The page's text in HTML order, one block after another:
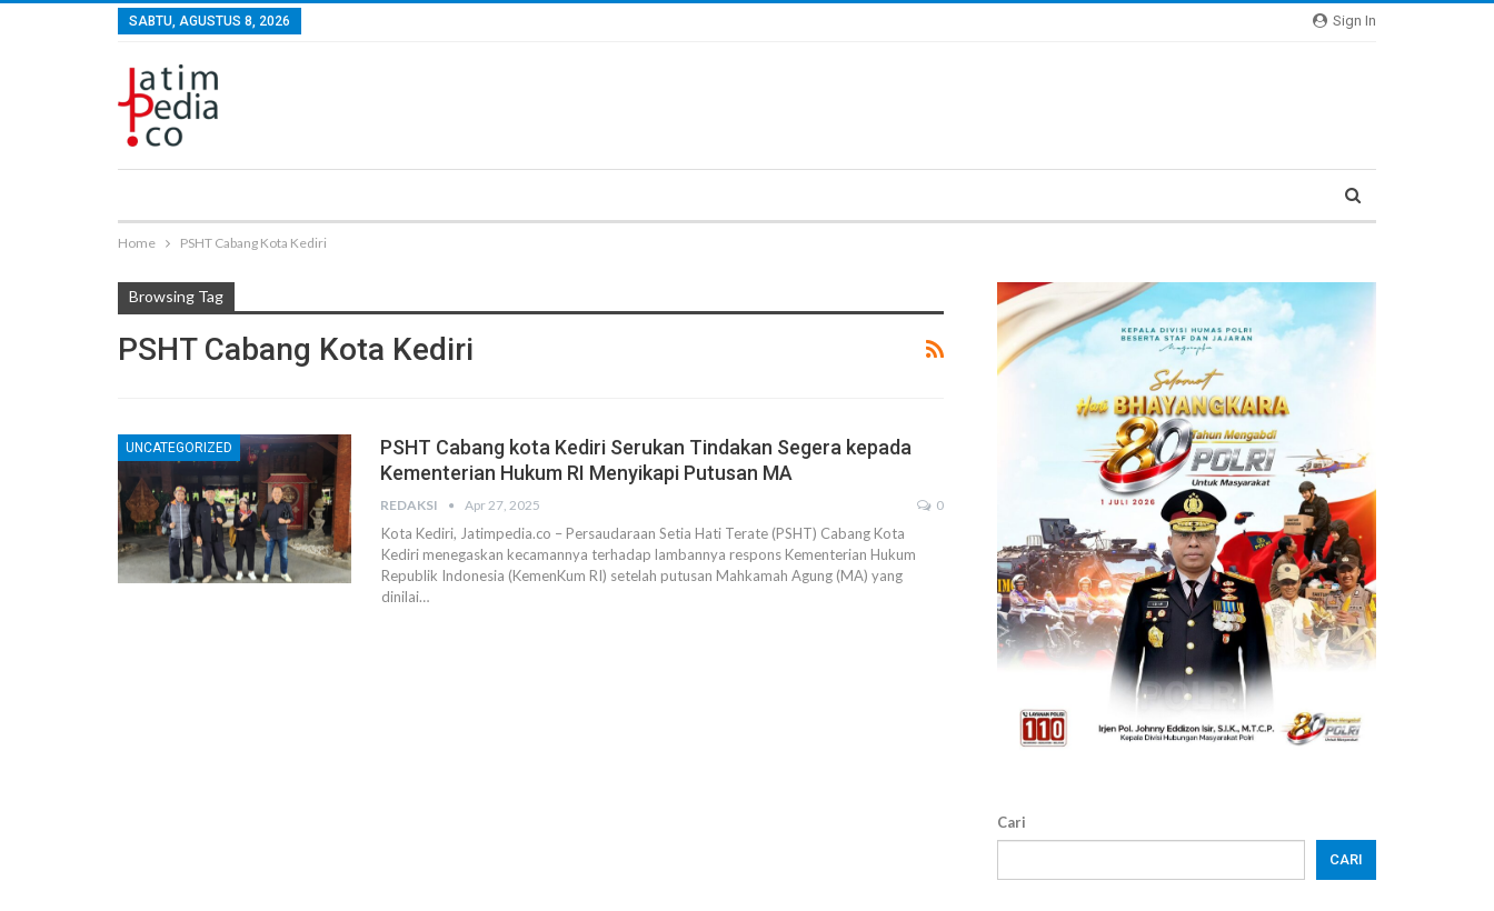
Sign In
SABTU, AGUSTUS 8, 2026
Home PSHT Cabang Kota Kediri
Browsing Tag
PSHT Cabang Kota Kediri
UNCATEGORIZED
PSHT Cabang kota Kediri Serukan Tindakan Segera kepada
Kementerian Hukum RI Menyikapi Putusan MA
REDAKSI Apr 27, 2025 0
Kota Kediri, Jatimpedia.co – Persaudaraan Setia Hati Terate (PSHT) Cabang Kota
Kediri menegaskan kecamannya terhadap lambannya respons Kementerian Hukum
Republik Indonesia (KemenKum RI) setelah putusan Mahkamah Agung (MA) yang
dinilai…
Cari
CARI